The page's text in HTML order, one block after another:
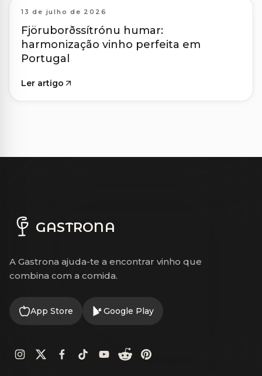
13 de julho de 2026
Fjöruborðssítrónu humar:
harmonização vinho perfeita em
Portugal
Ler artigo
GASTRONA
A Gastrona ajuda-te a encontrar vinho que
combina com a comida.
App Store Google Play